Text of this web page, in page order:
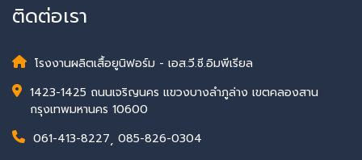
ติดต่อเรา
โรงงานผลิตเสื้อยูนิฟอร์ม - เอส.วี.ซี.อิมพีเรียล
1423-1425 ถนนเจริญนคร แขวงบางลำภูล่าง เขตคลองสาน
กรุงเทพมหานคร 10600
061-413-8227, 085-826-0304